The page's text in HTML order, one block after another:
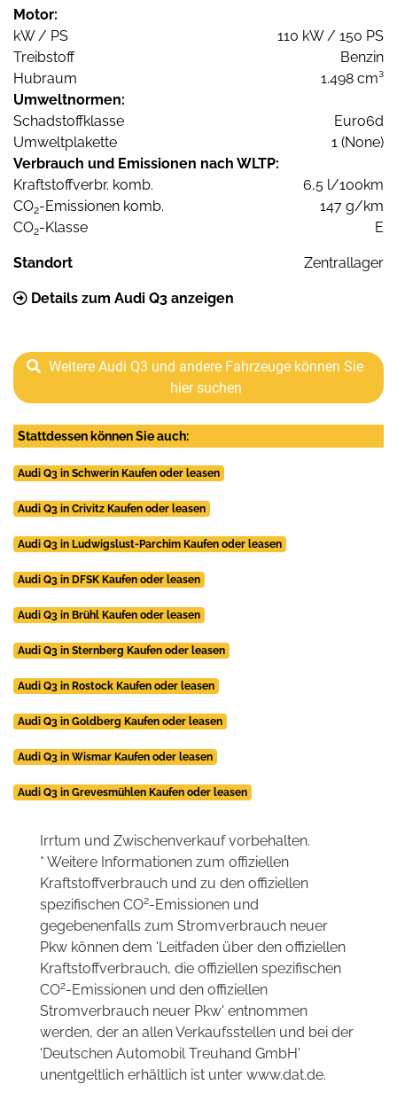
Motor:
kW / PS
110 kW / 150 PS
Treibstoff
Benzin
Hubraum
1.498 cm³
Umweltnormen:
Schadstoffklasse
Euro6d
Umweltplakette
1 (None)
Verbrauch und Emissionen nach WLTP:
Kraftstoffverbr. komb.
6,5 l/100km
CO2-Emissionen komb.
147 g/km
CO2-Klasse E
Standort Zentrallager
Details zum Audi Q3 anzeigen
Weitere Audi Q3 und andere Fahrzeuge können Sie
hier suchen
Stattdessen können Sie auch:
Audi Q3 in Schwerin Kaufen oder leasen
Audi Q3 in Crivitz Kaufen oder leasen
Audi Q3 in Ludwigslust-Parchim Kaufen oder leasen
Audi Q3 in DFSK Kaufen oder leasen
Audi Q3 in Brühl Kaufen oder leasen
Audi Q3 in Sternberg Kaufen oder leasen
Audi Q3 in Rostock Kaufen oder leasen
Audi Q3 in Goldberg Kaufen oder leasen
Audi Q3 in Wismar Kaufen oder leasen
Audi Q3 in Grevesmühlen Kaufen oder leasen
Irrtum und Zwischenverkauf vorbehalten.
* Weitere Informationen zum offiziellen
Kraftstoffverbrauch und zu den offiziellen
spezifischen CO2-Emissionen und
gegebenenfalls zum Stromverbrauch neuer
Pkw können dem 'Leitfaden über den offiziellen
Kraftstoffverbrauch, die offiziellen spezifischen
CO2-Emissionen und den offiziellen
Stromverbrauch neuer Pkw' entnommen
werden, der an allen Verkaufsstellen und bei der
'Deutschen Automobil Treuhand GmbH'
unentgeltlich erhältlich ist unter www.dat.de.